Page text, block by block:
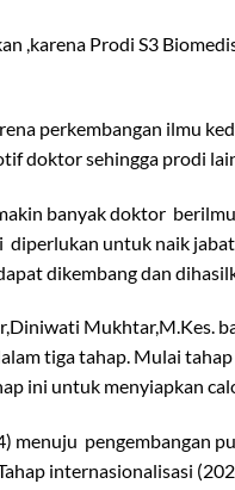
,karena Prodi S3
perkembangan ilmu
doktor sehingga prodi
banyak doktor
diperlukan untuk naik
dikembang dan
Mukhtar,M.Kes.
tiga tahap. Mulai
ini untuk menyiapkan
menuju pengembangan
internasionalisasi